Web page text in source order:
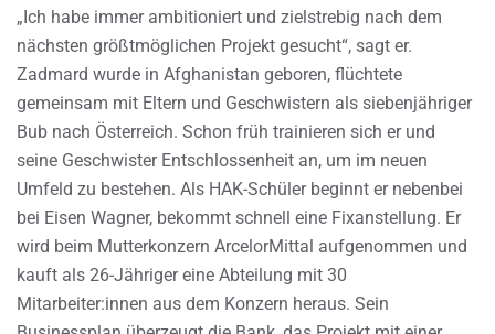
„Ich habe immer ambitioniert und zielstrebig nach dem
nächsten größtmöglichen Projekt gesucht“, sagt er.
Zadmard wurde in Afghanistan geboren, flüchtete
gemeinsam mit Eltern und Geschwistern als siebenjähriger
Bub nach Österreich. Schon früh trainieren sich er und
seine Geschwister Entschlossenheit an, um im neuen
Umfeld zu bestehen. Als HAK-Schüler beginnt er nebenbei
bei Eisen Wagner, bekommt schnell eine Fixanstellung. Er
wird beim Mutterkonzern ArcelorMittal aufgenommen und
kauft als 26-Jähriger eine Abteilung mit 30
Mitarbeiter:innen aus dem Konzern heraus. Sein